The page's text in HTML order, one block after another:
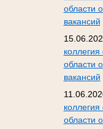
области
вакансий
области
вакансий
области